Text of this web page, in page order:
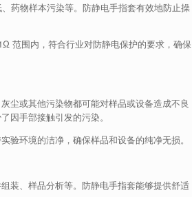
药物样本污染等。防静电手指套有效地防止操
Ω范围内，符合行业对防静电保护的要求，确保
尘或其他污染物都可能对样品或设备造成不良
因手部接触引发的污染。
验环境的洁净，确保样品和设备的纯净无损。
装、样品分析等。防静电手指套能够提供舒适